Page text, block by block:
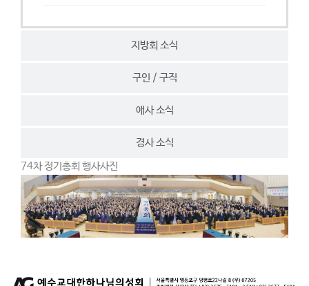
지방회 소식
구인 / 구직
애사 소식
경사 소식
74차 정기총회 행사사진